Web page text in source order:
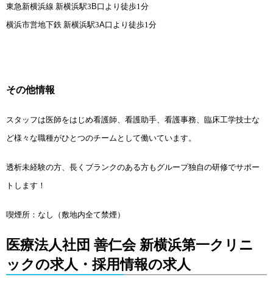
東急新横浜線 新横浜駅3 B口より徒歩1分
横浜市営地下鉄 新横浜駅3A口より徒歩1分
その他情報
スタッフは医師をはじめ看護師、看護助手、看護事務、臨床工学技士な
ど様々な職種がひとつのチームとして働いています。
透析未経験の方、長くブランクのある方もグループ独自の研修でサポー
トします！
喫煙所：なし（敷地内全て禁煙）
医療法人社団 善仁会 新横浜第一クリニ
ックの求人・採用情報の求人